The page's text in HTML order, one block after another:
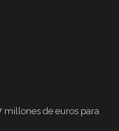
millones de euros para